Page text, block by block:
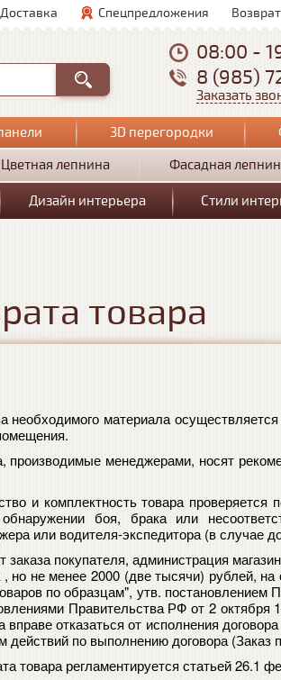
Доставка Спецпредложения
08:00 -
8 (985)
Заказать
3D перегородки
Цветная лепнина Фасадная
Дизайн интерьера Стили
товара
необходимого материала
производимые менеджерами, носят
и комплектность товара
боя, брака или
или водителя-экспедитора (в случае
заказа покупателя, администрация
, но не менее 2000 (две тысячи) рублей,
по образцам", утв.
Правительства РФ от 2
вправе отказаться от исполнения
действий по выполнению договора (Заказ
товара регламентируется статьей 26.1